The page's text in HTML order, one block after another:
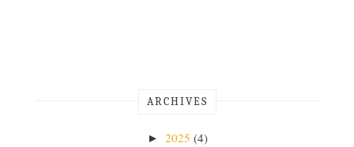
ARCHIVES
► 2025 (4)